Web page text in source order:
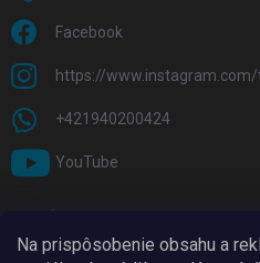
Na prispôsobenie obsahu a
Facebook
https://
+421940200424
YouTube